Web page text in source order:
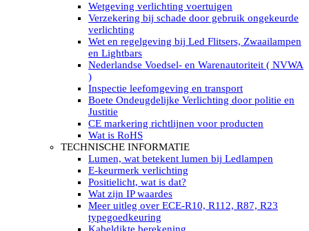
Led werklampen in Subcategorieën
LED WERKVERLICHTING
LED’s work werklamp met accu
LED’s work werklamp portable 220V
LED’s work werklamp Hybride
Led lichtslang 220 Volt
LED’s work werklamp met statief 220V
LED’s light PRO schijnwerpers 220V
LED High Bay verlichting 220V
Subcategorieën Led werkverlichting
LED SIGNALISATIE
Led Flitsers
Werkverlichting met Led flitsers
Led zwaailampbalk
Led Multi zwaailampbalk
Led flitsbalk compact
Traffic Advisors
Led zwaailicht
Accessoires signalering
Wetgeving verlichting voertuigen
Verzekering bij schade door gebruik ongekeurde
verlichting
Wet en regelgeving bij Led Flitsers, Zwaailampen
en Lightbars
Nederlandse Voedsel- en Warenautoriteit ( NVWA
)
Inspectie leefomgeving en transport
Boete Ondeugdelijke Verlichting door politie en
Justitie
CE markering richtlijnen voor producten
Wat is RoHS
TECHNISCHE INFORMATIE
Lumen, wat betekent lumen bij Ledlampen
E-keurmerk verlichting
Positielicht, wat is dat?
Wat zijn IP waardes
Meer uitleg over ECE-R10, R112, R87, R23
typegoedkeuring